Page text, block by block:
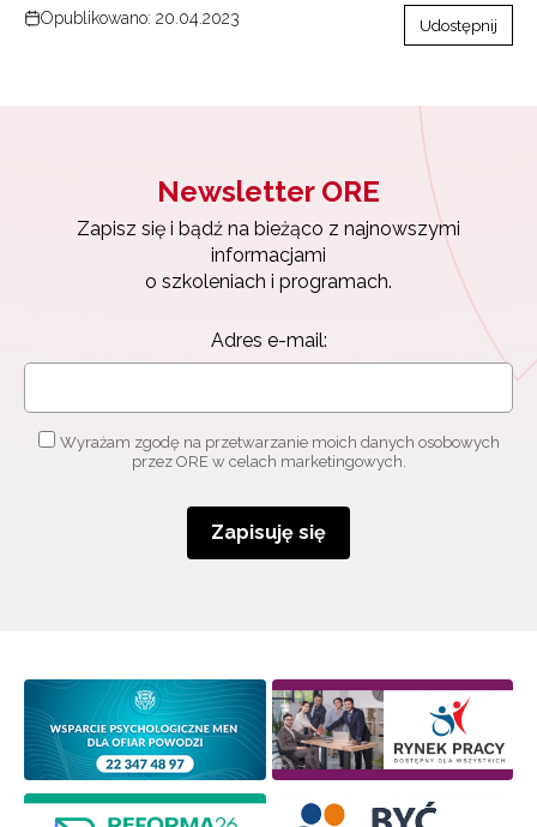
Opublikowano: 20.04.2023 Udostępnij
Newsletter ORE
Zapisz się i bądź na bieżąco z najnowszymi
informacjami
o szkoleniach i programach.
Adres e-mail:
Wyrażam zgodę na przetwarzanie moich danych osobowych
przez ORE w celach marketingowych.
Zapisuję się